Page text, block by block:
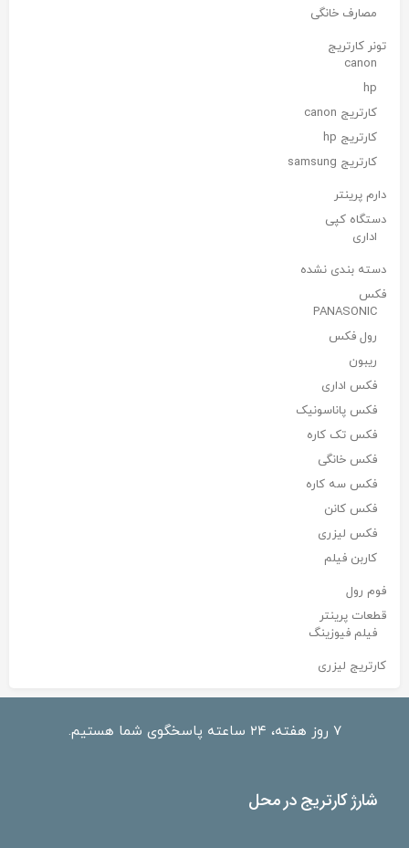
مصارف خانگی
تونر کارتریج
canon
hp
کارتریج canon
کارتریج hp
کارتریج samsung
دارم پرینتر
دستگاه کپی
اداری
دسته بندی نشده
فکس
PANASONIC
رول فکس
ریبون
فکس اداری
فکس پاناسونیک
فکس تک کاره
فکس خانگی
فکس سه کاره
فکس کانن
فکس لیزری
کاربن فیلم
فوم رول
قطعات پرینتر
فیلم فیوزینگ
کارتریج لیزری
۷ روز هفته، ۲۴ ساعته پاسخگوی شما هستیم.
شارژ کارتریج در محل